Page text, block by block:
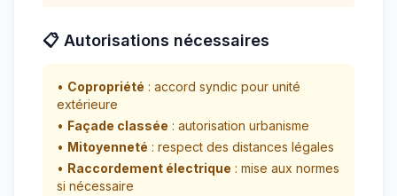
📋 Autorisations nécessaires
• Copropriété : accord syndic pour unité
extérieure
• Façade classée : autorisation urbanisme
• Mitoyenneté : respect des distances légales
• Raccordement électrique : mise aux normes
si nécessaire